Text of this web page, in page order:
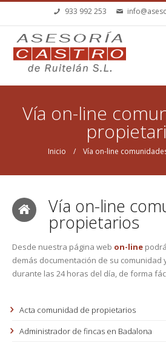
Pasar al contenido principal
933 992 253
Vía on-line
Inicio / Vía on-line
Vía on-line
propietarios
Desde nuestra página web on-line
demás documentación de su comunidad
durante las 24 horas del día, de forma
Acta comunidad de propietarios
Administrador de fincas en Badalona